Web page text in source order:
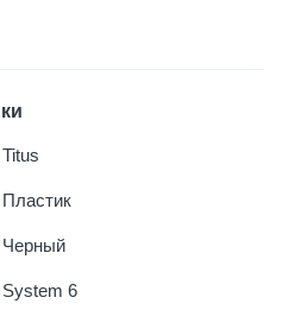
Titus
Пластик
Черный
System 6